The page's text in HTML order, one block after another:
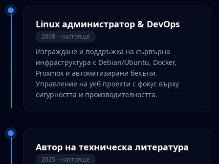
Linux администратор & DevOps
2008 – настояще
Изграждане и поддръжка на сървърна
инфраструктура с Debian/Ubuntu, Docker,
Proxmox и автоматизирани бекъпи.
Управление на уеб проекти с фокус върху
сигурността и производителността.
Автор на техническа литература
2025 – настояще